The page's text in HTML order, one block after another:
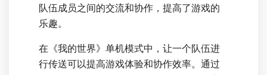
队伍成员之间的交流和协作，提高了游戏的
乐趣。
在《我的世界》单机模式中，让一个队伍进
行传送可以提高游戏体验和协作效率。通过